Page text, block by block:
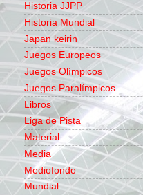
Historia JJPP
Historia Mundial
Japan keirin
Juegos Europeos
Juegos Olímpicos
Juegos Paralímpicos
Libros
Liga de Pista
Material
Media
Mediofondo
Mundial